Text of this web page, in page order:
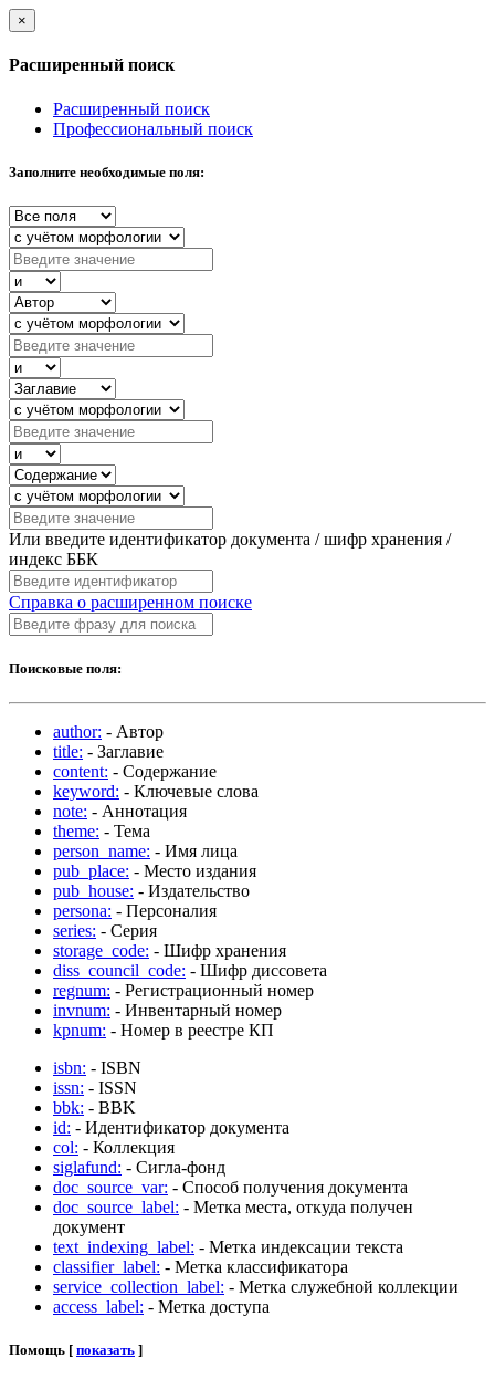
×
Расширенный поиск
Расширенный поиск
Профессиональный поиск
Заполните необходимые поля:
Или введите идентификатор документа / шифр хранения /
индекс ББК
Справка о расширенном поиске
Поисковые поля:
author: - Автор
title: - Заглавие
content: - Содержание
keyword: - Ключевые слова
note: - Аннотация
theme: - Тема
person_name: - Имя лица
pub_place: - Место издания
pub_house: - Издательство
persona: - Персоналия
series: - Серия
storage_code: - Шифр хранения
diss_council_code: - Шифр диссовета
regnum: - Регистрационный номер
invnum: - Инвентарный номер
kpnum: - Номер в реестре КП
isbn: - ISBN
issn: - ISSN
bbk: - BBK
id: - Идентификатор документа
col: - Коллекция
siglafund: - Сигла-фонд
doc_source_var: - Способ получения документа
doc_source_label: - Метка места, откуда получен
документ
text_indexing_label: - Метка индексации текста
classifier_label: - Метка классификатора
service_collection_label: - Метка служебной коллекции
access_label: - Метка доступа
Помощь [ показать ]